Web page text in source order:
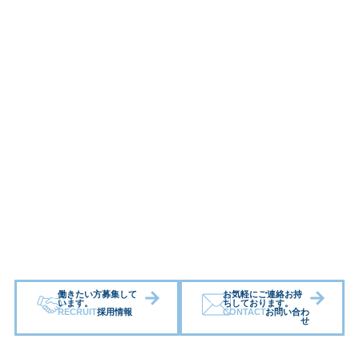
働きたい方募集して
います。
RECRUIT採用情報
お気軽にご連絡お持
ちしております。
CONTACTお問い合わ
せ